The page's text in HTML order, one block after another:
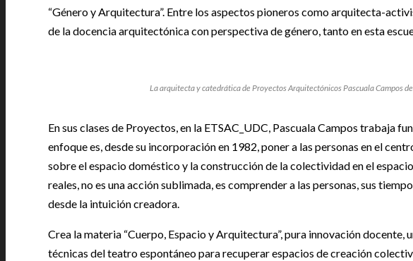
“Género y Arquitectura”. Entre los aspectos pioneros como arquitecta-
de la docencia arquitectónica con perspectiva de género, tanto en esta
La arquitecta y catedrática de Proyectos Arquitectónicos Pascuala Campos
En sus clases de Proyectos, en la ETSAC_UDC, Pascuala Campos trabaja
enfoque es, desde su incorporación en 1982, poner a las personas en el
sobre el espacio doméstico y la construcción de la colectividad en el
reales, no es una acción sublimada, es comprender a las personas, sus
desde la intuición creadora.
Crea la materia “Cuerpo, Espacio y Arquitectura”, pura innovación
técnicas del teatro espontáneo para recuperar espacios de creación